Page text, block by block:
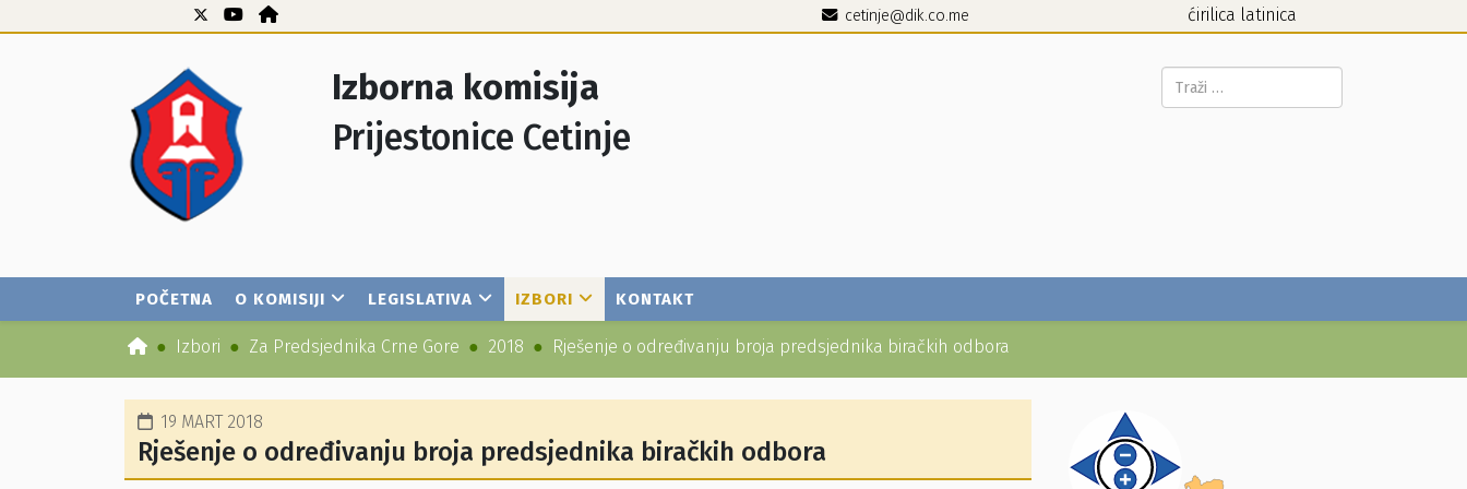
cetinje@dik.co.me ćirilica latinica
Izborna komisija
Prijestonice Cetinje
Pretraga...
POČETNA O KOMISIJI LEGISLATIVA IZBORI KONTAKT
Izbori Za Predsjednika Crne Gore 2018 Rješenje o određivanju broja predsjednika biračkih odbora
19 MART 2018
Rješenje o određivanju broja predsjednika biračkih odbora